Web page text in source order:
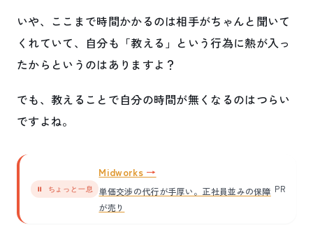
いや、ここまで時間かかるのは相手がちゃんと聞いて
くれていて、自分も「教える」という行為に熱が入っ
たからというのはありますよ？
でも、教えることで自分の時間が無くなるのはつらい
ですよね。
⏸ ちょっと一息
Midworks
単価交渉の代行が手厚い。正社員並みの保障
が売り
PR